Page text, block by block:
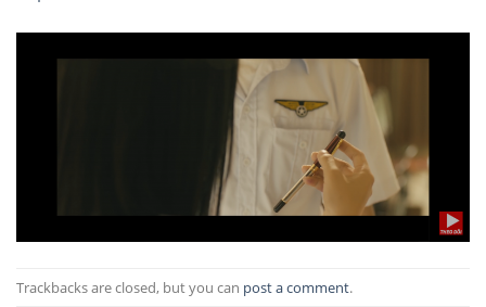
Trackbacks are closed, but you can post a comment.